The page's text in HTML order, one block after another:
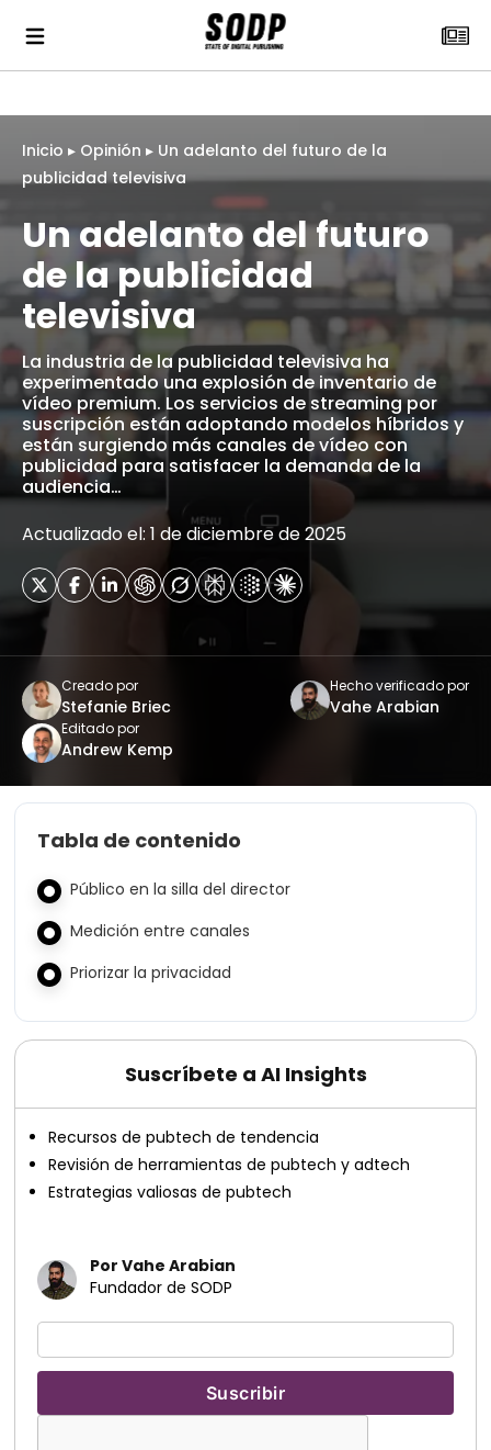
Inicio ▸ Opinión ▸ Un adelanto del futuro de la
publicidad televisiva
Un adelanto del futuro
de la publicidad
televisiva
La industria de la publicidad televisiva ha
experimentado una explosión de inventario de
vídeo premium. Los servicios de streaming por
suscripción están adoptando modelos híbridos y
están surgiendo más canales de vídeo con
publicidad para satisfacer la demanda de la
audiencia…
Actualizado el: 1 de diciembre de 2025
Creado por
Stefanie Briec
Hecho verificado por
Vahe Arabian
Editado por
Andrew Kemp
Tabla de contenido
Público en la silla del director
Medición entre canales
Priorizar la privacidad
Suscríbete a AI Insights
Recursos de pubtech de tendencia
Revisión de herramientas de pubtech y adtech
Estrategias valiosas de pubtech
Por Vahe Arabian
Fundador de SODP